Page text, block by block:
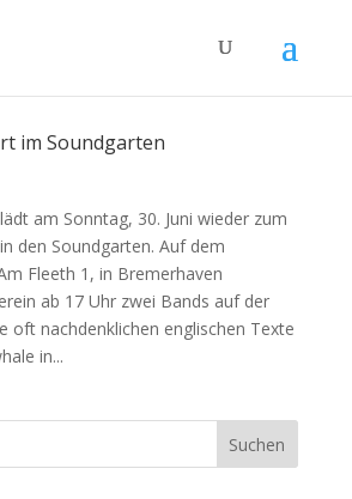
im Soundgarten
am Sonntag, 30. Juni wieder zum
den Soundgarten. Auf dem
Fleeth 1, in Bremerhaven
ab 17 Uhr zwei Bands auf der
oft nachdenklichen englischen Texte
in...